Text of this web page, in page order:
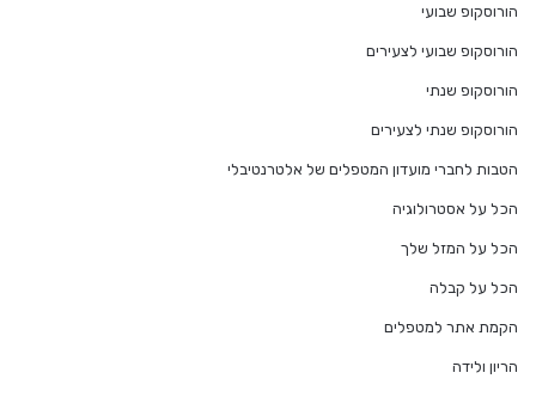
הורוסקופ שבועי
הורוסקופ שבועי לצעירים
הורוסקופ שנתי
הורוסקופ שנתי לצעירים
הטבות לחברי מועדון המטפלים של אלטרנטיבלי
הכל על אסטרולוגיה
הכל על המזל שלך
הכל על קבלה
הקמת אתר למטפלים
הריון ולידה